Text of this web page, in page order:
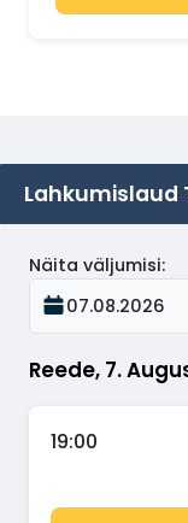
Lahkumislaud
Reede, 7.
Näita väljumisi:
07.08.2026
19:00